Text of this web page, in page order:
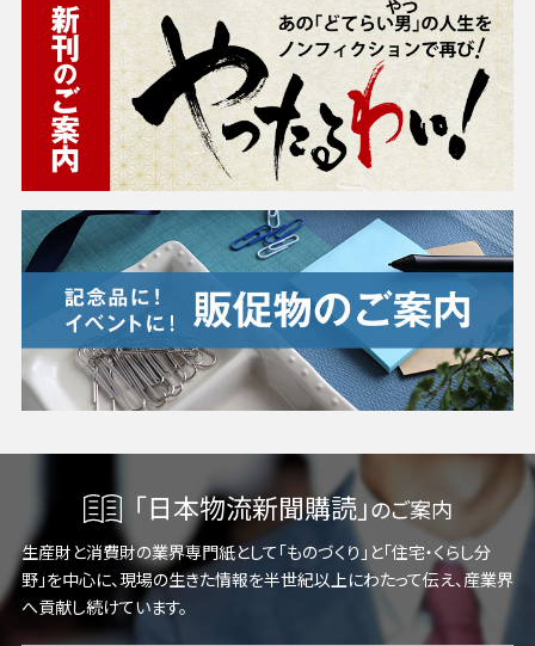
「日本物流新聞購読」のご案内
生産財と消費財の業界専門紙として「ものづくり」と「住宅・くらし分
野」を中心に、現場の生きた情報を半世紀以上にわたって伝え、産業界
へ貢献し続けています。